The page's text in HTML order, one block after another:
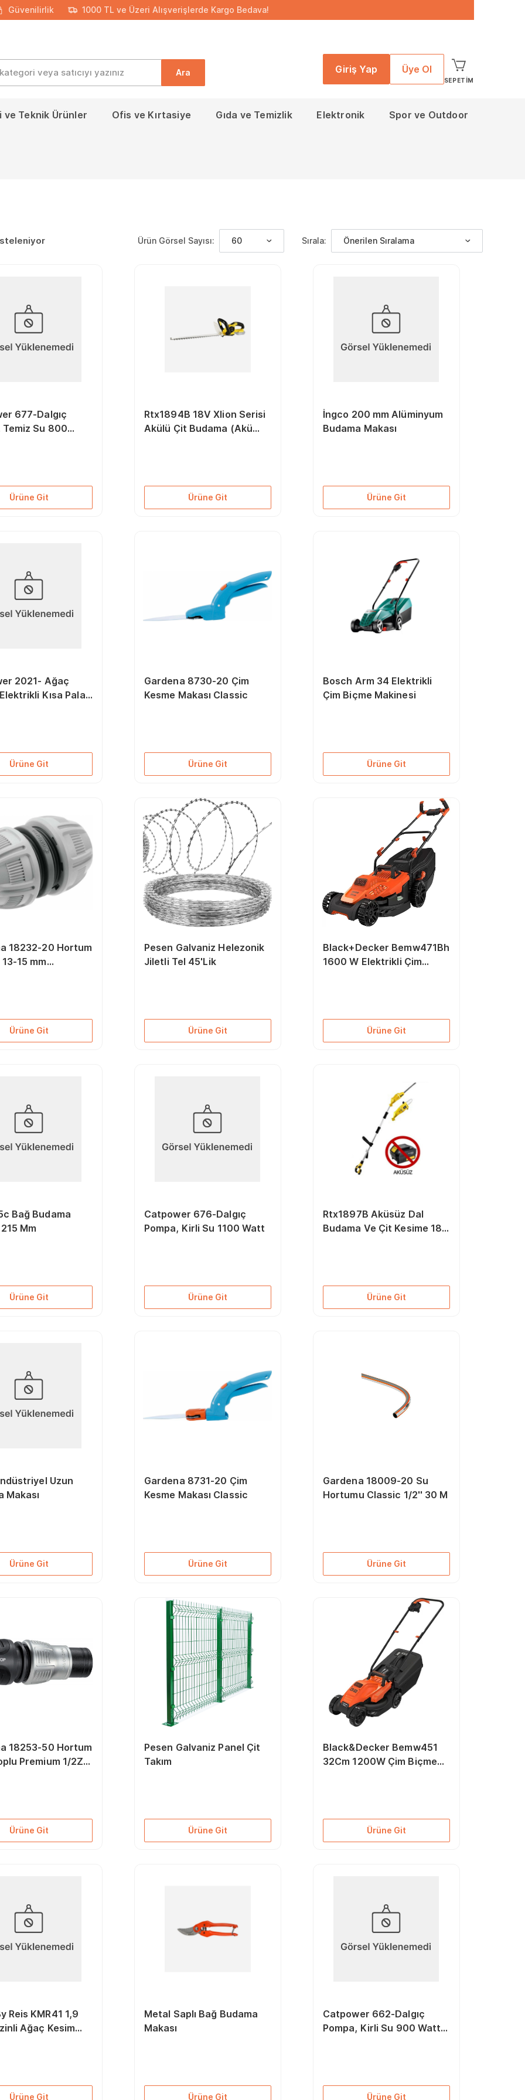
Güvenilirlik 1000 TL ve Üzeri Alışverişlerde Kargo Bedava!
Ara Giriş Yap Üye Ol
SEPETIM
ve Teknik Ürünler Ofis ve Kırtasiye Gıda ve Temizlik Elektronik Spor ve Outdoor
Ürün Görsel Sayısı: 60 Sırala: Önerilen Sıralama
677-Dalgıç
Temiz Su 800
Ürüne Git
Rtx1894B 18V Xlion Serisi
Akülü Çit Budama (Akü
Ürüne Git
İngco 200 mm Alüminyum
Budama Makası
Ürüne Git
2021- Ağaç
Kısa Pala
Ürüne Git
Gardena 8730-20 Çim
Kesme Makası Classic
Ürüne Git
Bosch Arm 34 Elektrikli
Çim Biçme Makinesi
Ürüne Git
18232-20 Hortum
13-15 mm
Ürüne Git
Pesen Galvaniz Helezonik
Jiletli Tel 45'Lik
Ürüne Git
Black+Decker Bemw471Bh
1600 W Elektrikli Çim
Ürüne Git
Bağ Budama
Mm
Ürüne Git
Catpower 676-Dalgıç
Pompa, Kirli Su 1100 Watt
Ürüne Git
Rtx1897B Aküsüz Dal
Budama Ve Çit Kesime 18V
Ürüne Git
Uzun
Makası
Ürüne Git
Gardena 8731-20 Çim
Kesme Makası Classic
Ürüne Git
Gardena 18009-20 Su
Hortumu Classic 1/2'' 30 M
Ürüne Git
18253-50 Hortum
Premium 1/2Z-
Ürüne Git
Pesen Galvaniz Panel Çit
Takım
Ürüne Git
Black&Decker Bemw451
32Cm 1200W Çim Biçme
Ürüne Git
Reis KMR41 1,9
Ağaç Kesim
Ürüne Git
Metal Saplı Bağ Budama
Makası
Ürüne Git
Catpower 662-Dalgıç
Pompa, Kirli Su 900 Watt
Ürüne Git